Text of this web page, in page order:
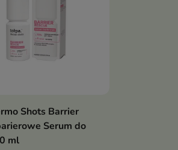
Dodaj do koszyka
Shots Barrier
Serum do
ml